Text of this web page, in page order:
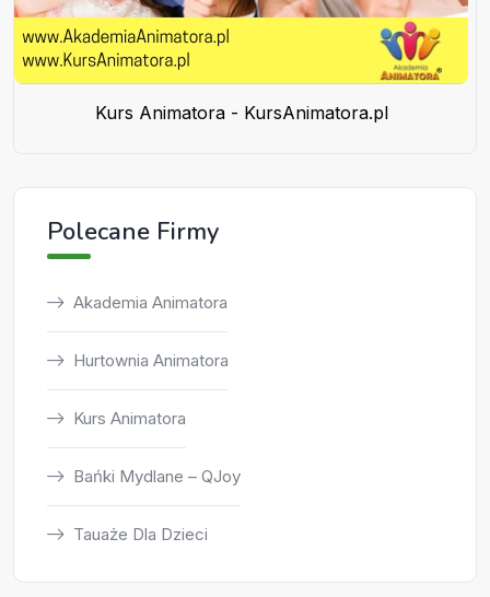
Kurs Animatora - KursAnimatora.pl
Polecane Firmy
Akademia Animatora
Hurtownia Animatora
Kurs Animatora
Bańki Mydlane – QJoy
Tauaże Dla Dzieci